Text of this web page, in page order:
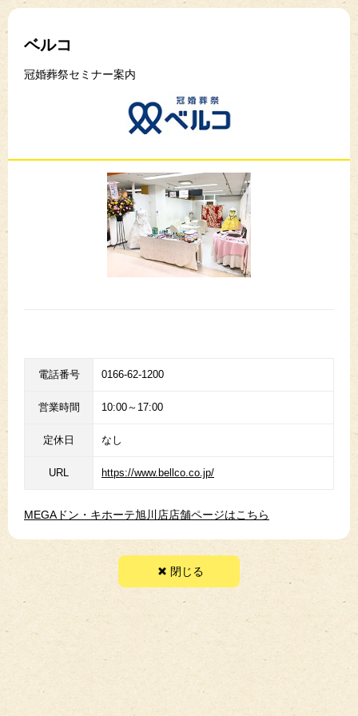
ベルコ
冠婚葬祭セミナー案内
電話番号 0166-62-1200
営業時間 10:00～17:00
定休日 なし
URL https://www.bellco.co.jp/
MEGAドン・キホーテ旭川店店舗ページはこちら
閉じる